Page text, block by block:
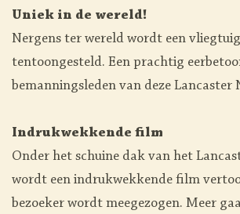
Uniek in de wereld!
Nergens ter wereld wordt een
tentoongesteld. Een prachtig
bemanningsleden van deze Lancaster
Indrukwekkende film
Onder het schuine dak van het
wordt een indrukwekkende film
bezoeker wordt meegezogen. Meer